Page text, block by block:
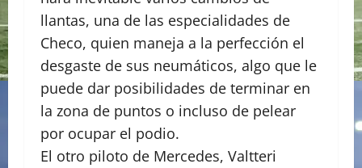
llantas, una de las especialidades de
Checo, quien maneja a la perfección el
desgaste de sus neumáticos, algo que le
puede dar posibilidades de terminar en
la zona de puntos o incluso de pelear
por ocupar el podio.
El otro piloto de Mercedes, Valtteri